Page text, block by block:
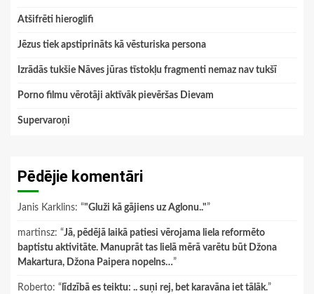
Atšifrēti hieroglifi
Jēzus tiek apstiprināts kā vēsturiska persona
Izrādās tukšie Nāves jūras tīstokļu fragmenti nemaz nav tukšī
Porno filmu vērotāji aktīvāk pievēršas Dievam
Supervaroņi
Pēdējie komentāri
Janis Karklins: “"Gluži kā gājiens uz Aglonu.."”
martinsz: “Jā, pēdējā laikā patiesi vērojama liela reformēto
baptistu aktivitāte. Manuprāt tas lielā mērā varētu būt Džona
Makartura, Džona Paipera nopelns…”
Roberto: “ līdzībā es teiktu: .. suņi rej, bet karavāna iet tālāk.”